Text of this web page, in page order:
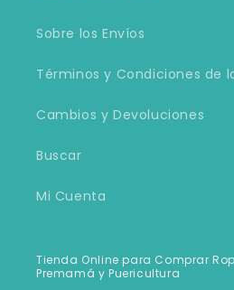
Sobre los Envíos
Términos y Condiciones de
Cambios y Devoluciones
Buscar
Mi Cuenta
Tienda Online para Comprar
Premamá y Puericultura